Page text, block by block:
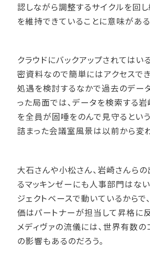
認しながら調整するサイクルを回
を維持できていることに意味がある
クラウドにバックアップされてはい
密資料なので簡単にはアクセスで
処遇を検討するなかで過去のデー
った局面では、データを検索する
を全員が固唾をのんで見守るとい
詰まった会議室風景は以前から変
大石さんや小松さん、岩崎さんら
るマッキンゼーにも人事部門はない
ジェクトベースで動いているからで
価はパートナーが担当して昇格に
メディヴァの流儀には、世界有数
の影響もあるのだろう。